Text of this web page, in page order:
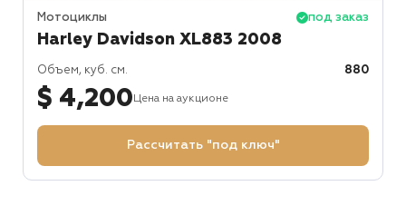
Мотоциклы под заказ
Harley Davidson XL883 2008
Объем, куб. см. 880
$ 4,200 Цена на аукционе
Рассчитать "под ключ"